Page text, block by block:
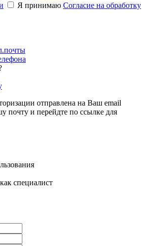
Я принимаю Согласие на обработку
отправлена на Ваш email
почту и перейдте по ссылке для
специалист